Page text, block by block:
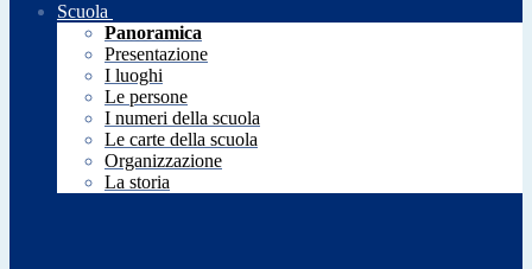
Scuola
Panoramica
Presentazione
I luoghi
Le persone
I numeri della scuola
Le carte della scuola
Organizzazione
La storia